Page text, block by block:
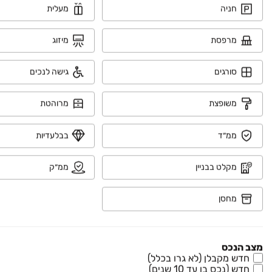
חניה מעלית
מרפסת מיזוג
סורגים גישה לנכים
משופצת מרוהטת
ממ״ד בבלעדיות
מקלט בבניין ממ״ק
מחסן
מצב הנכס
חדש מקבלן (לא גרו בכלל)
חדש (נכס בן עד 10 שנים)
נדל"ן
רכב
מוצרים
דרושים
עוד באתר